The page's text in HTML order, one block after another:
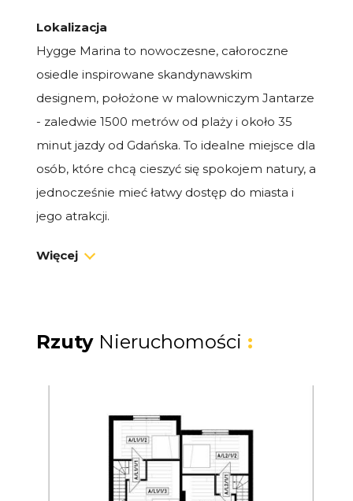
Lokalizacja
Hygge Marina to nowoczesne, całoroczne
osiedle inspirowane skandynawskim
designem, położone w malowniczym Jantarze
- zaledwie 1500 metrów od plaży i około 35
minut jazdy od Gdańska. To idealne miejsce dla
osób, które chcą cieszyć się spokojem natury, a
jednocześnie mieć łatwy dostęp do miasta i
jego atrakcji.
Dom premium 48 m² z ogrodem
postojowym. To idealna przestrzeń zarówno
na własne wakacje i weekendy, jak i na
Salon z aneksem kuchennym i wyjściem
Więcej
Rzuty Nieruchomości :